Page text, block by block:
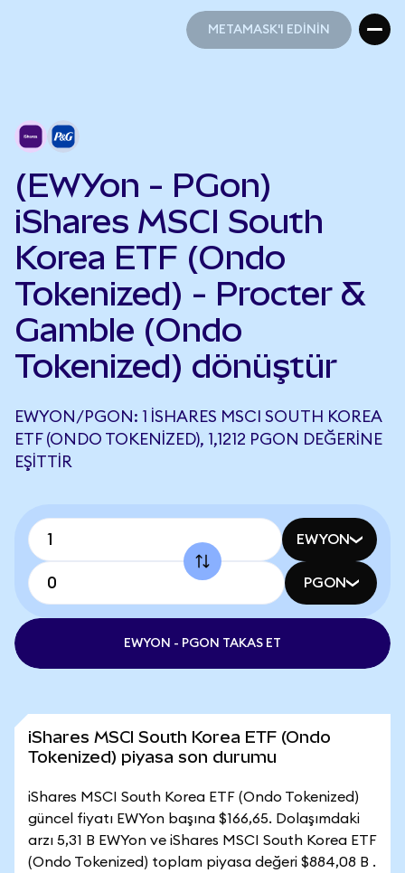
METAMASK'I EDİNİN
(EWYon - PGon)
iShares MSCI South
Korea ETF (Ondo
Tokenized) - Procter &
Gamble (Ondo
Tokenized) dönüştür
EWYON/PGON: 1 ISHARES MSCI SOUTH KOREA
ETF (ONDO TOKENIZED), 1,1212 PGON DEĞERINE
EŞITTIR
EWYON
PGON
EWYON - PGON TAKAS ET
iShares MSCI South Korea ETF (Ondo
Tokenized) piyasa son durumu
iShares MSCI South Korea ETF (Ondo Tokenized)
güncel fiyatı EWYon başına $166,65. Dolaşımdaki
arzı 5,31 B EWYon ve iShares MSCI South Korea ETF
(Ondo Tokenized) toplam piyasa değeri $884,08 B .